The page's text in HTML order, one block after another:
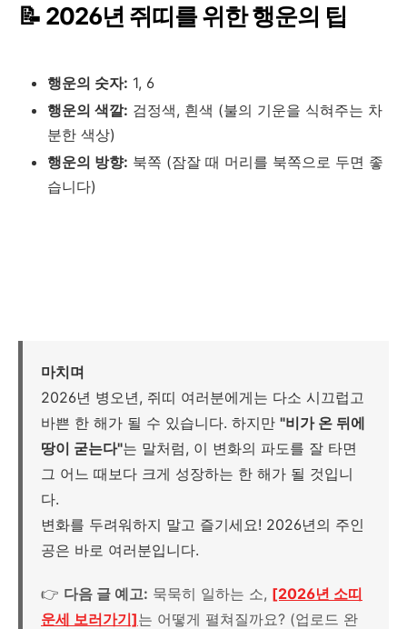
📝 2026년 쥐띠를 위한 행운의 팁
행운의 숫자: 1, 6
행운의 색깔: 검정색, 흰색 (불의 기운을 식혀주는 차
분한 색상)
행운의 방향: 북쪽 (잠잘 때 머리를 북쪽으로 두면 좋
습니다)
마치며
2026년 병오년, 쥐띠 여러분에게는 다소 시끄럽고
바쁜 한 해가 될 수 있습니다. 하지만 "비가 온 뒤에
땅이 굳는다"는 말처럼, 이 변화의 파도를 잘 타면
그 어느 때보다 크게 성장하는 한 해가 될 것입니
다.
변화를 두려워하지 말고 즐기세요! 2026년의 주인
공은 바로 여러분입니다.
👉 다음 글 예고: 묵묵히 일하는 소, [2026년 소띠
운세 보러가기]는 어떻게 펼쳐질까요? (업로드 완